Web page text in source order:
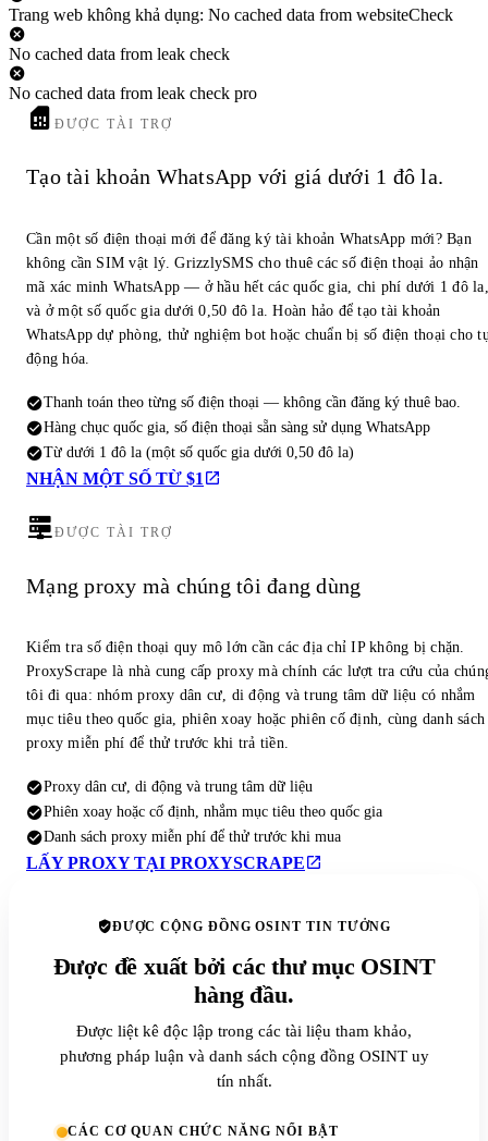
Trang web không khả dụng: No cached data from websiteCheck
No cached data from leak check
No cached data from leak check pro
ĐƯỢC TÀI TRỢ
Tạo tài khoản WhatsApp với giá dưới 1 đô la.
Cần một số điện thoại mới để đăng ký tài khoản WhatsApp mới? Bạn
không cần SIM vật lý. GrizzlySMS cho thuê các số điện thoại ảo nhận
mã xác minh WhatsApp — ở hầu hết các quốc gia, chi phí dưới 1 đô la,
và ở một số quốc gia dưới 0,50 đô la. Hoàn hảo để tạo tài khoản
WhatsApp dự phòng, thử nghiệm bot hoặc chuẩn bị số điện thoại cho
động hóa.
Thanh toán theo từng số điện thoại — không cần đăng ký thuê bao.
Hàng chục quốc gia, số điện thoại sẵn sàng sử dụng WhatsApp
Từ dưới 1 đô la (một số quốc gia dưới 0,50 đô la)
NHẬN MỘT SỐ TỪ $1
ĐƯỢC TÀI TRỢ
Mạng proxy mà chúng tôi đang dùng
Kiểm tra số điện thoại quy mô lớn cần các địa chỉ IP không bị chặn.
ProxyScrape là nhà cung cấp proxy mà chính các lượt tra cứu của
tôi đi qua: nhóm proxy dân cư, di động và trung tâm dữ liệu có nhắm
mục tiêu theo quốc gia, phiên xoay hoặc phiên cố định, cùng danh sách
proxy miễn phí để thử trước khi trả tiền.
Proxy dân cư, di động và trung tâm dữ liệu
Phiên xoay hoặc cố định, nhắm mục tiêu theo quốc gia
Danh sách proxy miễn phí để thử trước khi mua
LẤY PROXY TẠI PROXYSCRAPE
ĐƯỢC CỘNG ĐỒNG OSINT TIN TƯỞNG
Được đề xuất bởi các thư mục OSINT
hàng đầu.
Được liệt kê độc lập trong các tài liệu tham khảo,
phương pháp luận và danh sách cộng đồng OSINT uy
tín nhất.
CÁC CƠ QUAN CHỨC NĂNG NỔI BẬT